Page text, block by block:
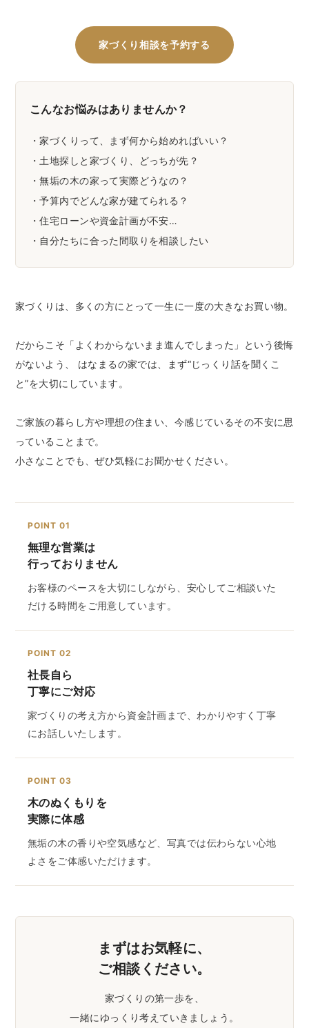
家づくり相談を予約する
こんなお悩みはありませんか？
・家づくりって、まず何から始めればいい？
・土地探しと家づくり、どっちが先？
・無垢の木の家って実際どうなの？
・予算内でどんな家が建てられる？
・住宅ローンや資金計画が不安…
・自分たちに合った間取りを相談したい
家づくりは、多くの方にとって一生に一度の大きなお買い物。
だからこそ「よくわからないまま進んでしまった」という後悔
がないよう、 はなまるの家では、まず“じっくり話を聞くこ
と”を大切にしています。
ご家族の暮らし方や理想の住まい、今感じているその不安に思
っていることまで。
小さなことでも、ぜひ気軽にお聞かせください。
POINT 01
無理な営業は
行っておりません
お客様のペースを大切にしながら、安心してご相談いた
だける時間をご用意しています。
POINT 02
社長自ら
丁寧にご対応
家づくりの考え方から資金計画まで、わかりやすく丁寧
にお話しいたします。
POINT 03
木のぬくもりを
実際に体感
無垢の木の香りや空気感など、写真では伝わらない心地
よさをご体感いただけます。
まずはお気軽に、
ご相談ください。
家づくりの第一歩を、
一緒にゆっくり考えていきましょう。